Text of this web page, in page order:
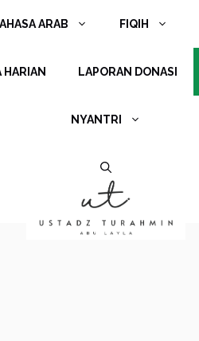
ARAB FIQIH
HARIAN LAPORAN DONASI
NYANTRI